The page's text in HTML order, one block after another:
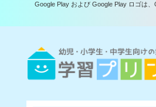
Google Play および Google Play ロゴは、